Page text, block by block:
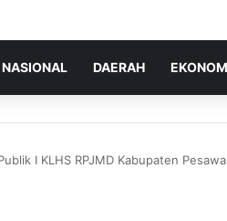
NASIONAL DAERAH
I KLHS RPJMD Kabupaten